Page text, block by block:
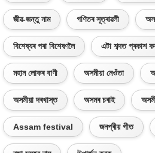
জীৱ-জন্তু নাম গণিতৰ সূত্ৰাৱলী
বিশেষ্যৰ পৰা বিশেষণলৈ এটা শব্দত প্ৰকাশ
মহান লোকৰ বাণী অসমীয়া নেওঁতা
অসমীয়া দৰখাস্ত অসমৰ চৰাই
Assam festival জনপ্ৰীয় গীত